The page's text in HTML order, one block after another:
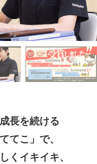
M&Aのご提案について
経営理念と使命
組織図
沿革
経営方針
過去の経営方針
取り組み
通販事業
自社PB製造販売事業
地域向け学生服販売
お知らせ
メディア掲載
社長ブログ
受賞で見るすててこ
数字で見るすててこ
ガイドブックで見るすててこ
会社内の風景
成長寮（社員寮）
斉藤 達也
河合 達也
福利厚生
長を続ける
てこ」で、
くイキイキ、